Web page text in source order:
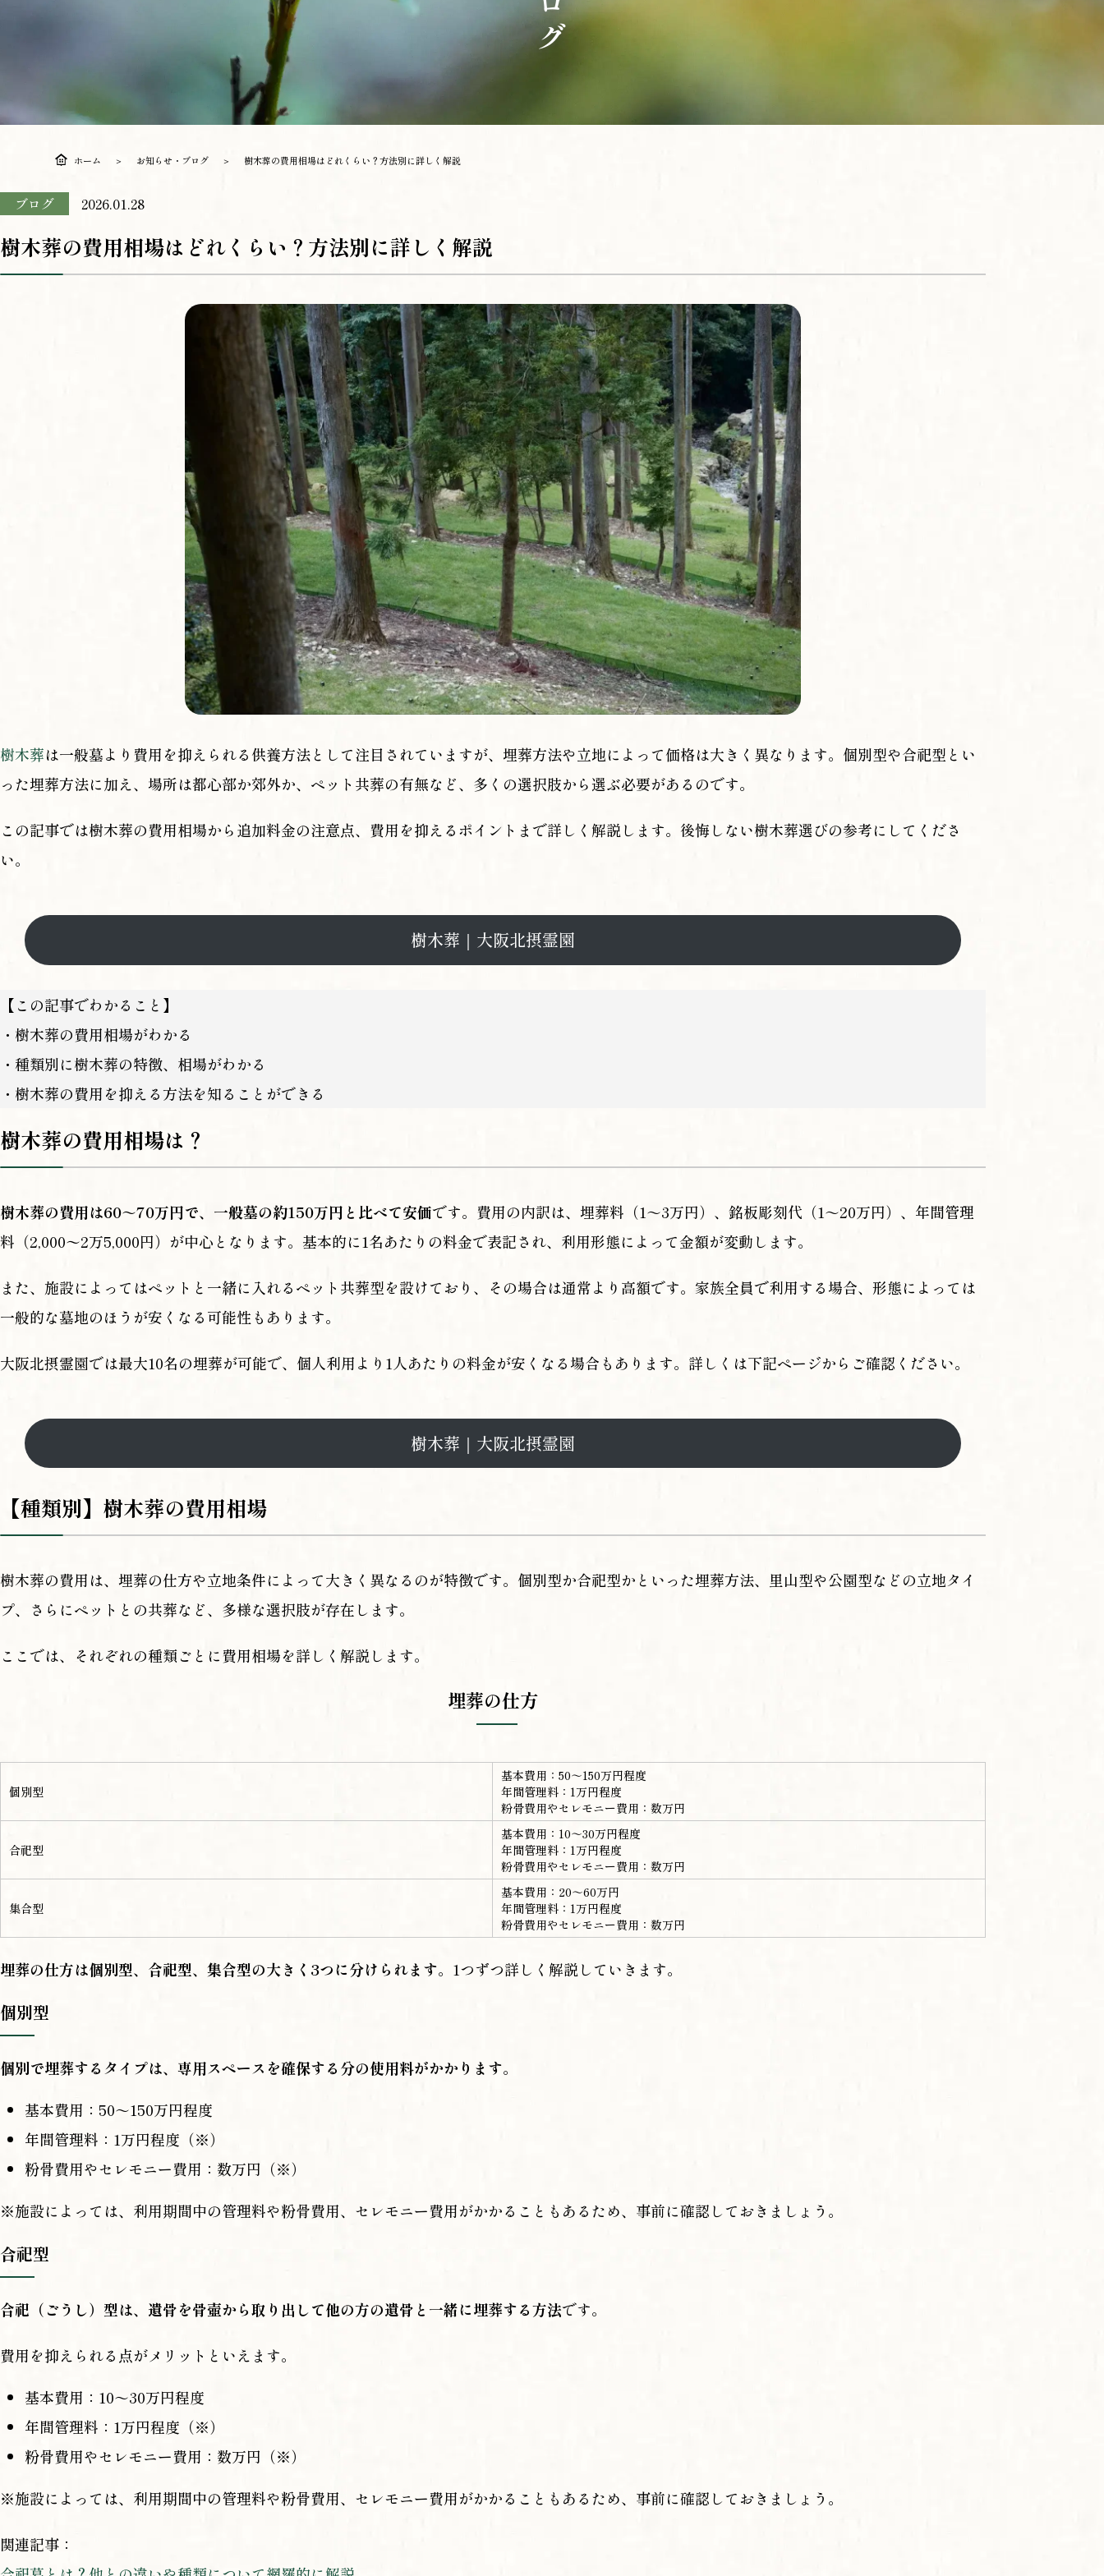
ホーム お知らせ・ブログ 樹木葬の費用相場はどれくらい？方法別に詳しく解説
ブログ 2026.01.28
樹木葬の費用相場はどれくらい？方法別に詳しく解説
樹木葬は一般墓より費用を抑えられる供養方法として注目されていますが、埋葬方法や立地によって価格は大きく異なります。個別型や合祀型とい
った埋葬方法に加え、場所は都心部か郊外か、ペット共葬の有無など、多くの選択肢から選ぶ必要があるのです。
この記事では樹木葬の費用相場から追加料金の注意点、費用を抑えるポイントまで詳しく解説します。後悔しない樹木葬選びの参考にしてくださ
い。
樹木葬｜大阪北摂霊園
【この記事でわかること】
・樹木葬の費用相場がわかる
・種類別に樹木葬の特徴、相場がわかる
・樹木葬の費用を抑える方法を知ることができる
樹木葬の費用相場は？
樹木葬の費用は60～70万円で、一般墓の約150万円と比べて安価です。費用の内訳は、埋葬料（1～3万円）、銘板彫刻代（1～20万円）、年間管理
料（2,000〜2万5,000円）が中心となります。基本的に1名あたりの料金で表記され、利用形態によって金額が変動します。
また、施設によってはペットと一緒に入れるペット共葬型を設けており、その場合は通常より高額です。家族全員で利用する場合、形態によっては
一般的な墓地のほうが安くなる可能性もあります。
大阪北摂霊園では最大10名の埋葬が可能で、個人利用より1人あたりの料金が安くなる場合もあります。詳しくは下記ページからご確認ください。
樹木葬｜大阪北摂霊園
【種類別】樹木葬の費用相場
樹木葬の費用は、埋葬の仕方や立地条件によって大きく異なるのが特徴です。個別型か合祀型かといった埋葬方法、里山型や公園型などの立地タイ
プ、さらにペットとの共葬など、多様な選択肢が存在します。
ここでは、それぞれの種類ごとに費用相場を詳しく解説します。
埋葬の仕方
個別型
基本費用：50～150万円程度
年間管理料：1万円程度
粉骨費用やセレモニー費用：数万円
合祀型
基本費用：10～30万円程度
年間管理料：1万円程度
粉骨費用やセレモニー費用：数万円
集合型
基本費用：20～60万円
年間管理料：1万円程度
粉骨費用やセレモニー費用：数万円
埋葬の仕方は個別型、合祀型、集合型の大きく3つに分けられます。1つずつ詳しく解説していきます。
個別型
個別で埋葬するタイプは、専用スペースを確保する分の使用料がかかります。
基本費用：50～150万円程度
年間管理料：1万円程度（※）
粉骨費用やセレモニー費用：数万円（※）
※施設によっては、利用期間中の管理料や粉骨費用、セレモニー費用がかかることもあるため、事前に確認しておきましょう。
合祀型
合祀（ごうし）型は、遺骨を骨壺から取り出して他の方の遺骨と一緒に埋葬する方法です。
費用を抑えられる点がメリットといえます。
基本費用：10～30万円程度
年間管理料：1万円程度（※）
粉骨費用やセレモニー費用：数万円（※）
※施設によっては、利用期間中の管理料や粉骨費用、セレモニー費用がかかることもあるため、事前に確認しておきましょう。
関連記事：